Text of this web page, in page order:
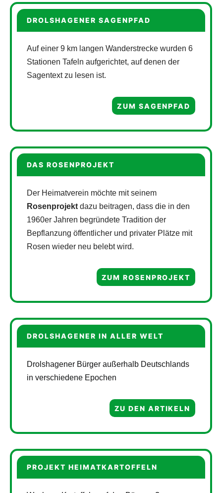
DROLSHAGENER SAGENPFAD
Auf einer 9 km langen Wanderstrecke wurden 6
Stationen Tafeln aufgerichtet, auf denen der
Sagentext zu lesen ist.
ZUM SAGENPFAD
DAS ROSENPROJEKT
Der Heimatverein möchte mit seinem
Rosenprojekt dazu beitragen, dass die in den
1960er Jahren begründete Tradition der
Bepflanzung öffentlicher und privater Plätze mit
Rosen wieder neu belebt wird.
ZUM ROSENPROJEKT
DROLSHAGENER IN ALLER WELT
Drolshagener Bürger außerhalb Deutschlands
in verschiedene Epochen
ZU DEN ARTIKELN
PROJEKT HEIMATKARTOFFELN